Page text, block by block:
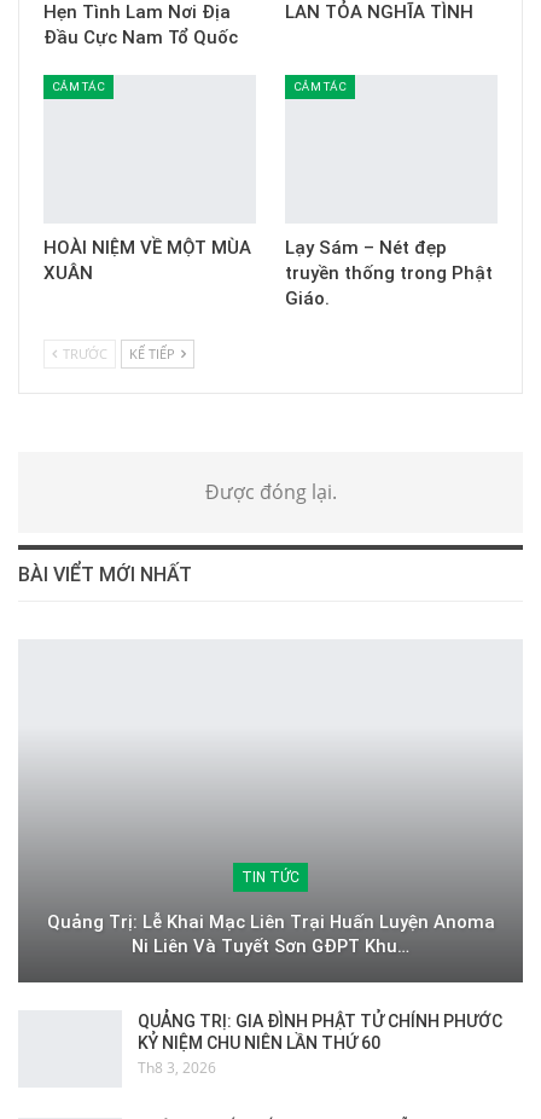
Hẹn Tình Lam Nơi Địa
Đầu Cực Nam Tổ Quốc
LAN TỎA NGHĨA TÌNH
CẢM TÁC
HOÀI NIỆM VỀ MỘT MÙA
XUÂN
CẢM TÁC
Lạy Sám – Nét đẹp
truyền thống trong Phật
Giáo.
TRƯỚC KẾ TIẾP
Được đóng lại.
BÀI VIỂT MỚI NHẤT
TIN TỨC
Quảng Trị: Lễ Khai Mạc Liên Trại Huấn Luyện Anoma
Ni Liên Và Tuyết Sơn GĐPT Khu…
QUẢNG TRỊ: GIA ĐÌNH PHẬT TỬ CHÍNH PHƯỚC
KỶ NIỆM CHU NIÊN LẦN THỨ 60
Th8 3, 2026